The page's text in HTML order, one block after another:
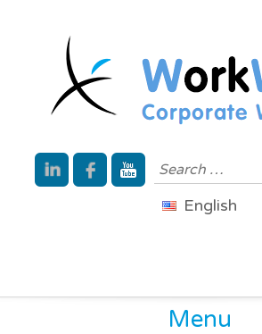
English
Menu